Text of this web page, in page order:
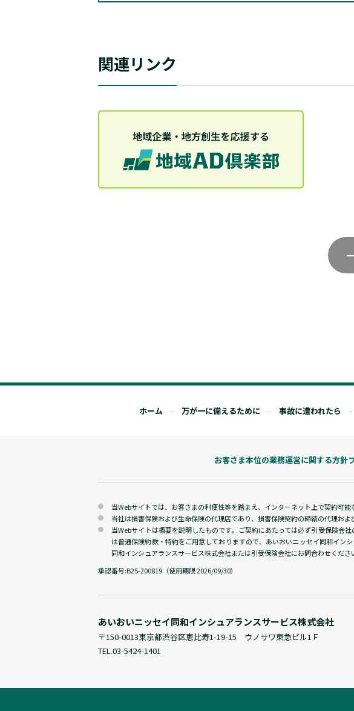
関連リンク
ホーム 万が一に備えるために 事故に遭われたら
お客さま本位の業務運営に関する方針
当Webサイトでは、お客さまの利便性等を踏まえ、インターネット上で契約可能
当社は損害保険および生命保険の代理店であり、損害保険契約の締結の代理およ
当Webサイトは概要を説明したものです。ご契約にあたっては必ず引受保険会
は普通保険約款・特約をご用意しておりますので、あいおいニッセイ同和イン
同和インシュアランスサービス株式会社または引受保険会社にお問合わせくださ
承認番号:B25-200819（使用期限 2026/09/30）
あいおいニッセイ同和インシュアランスサービス株式会社
〒150-0013東京都渋谷区恵比寿1-19-15 ウノサワ東急ビル1Ｆ
TEL.03-5424-1401